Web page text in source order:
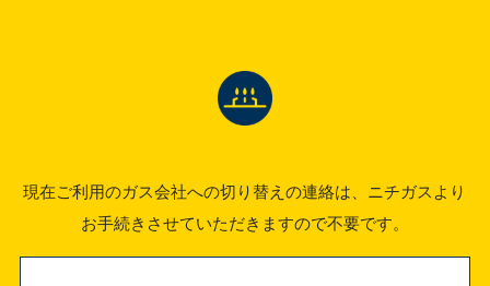
現在ご利用のガス会社への切り替えの連絡は、ニチガスより
お手続きさせていただきますので不要です。